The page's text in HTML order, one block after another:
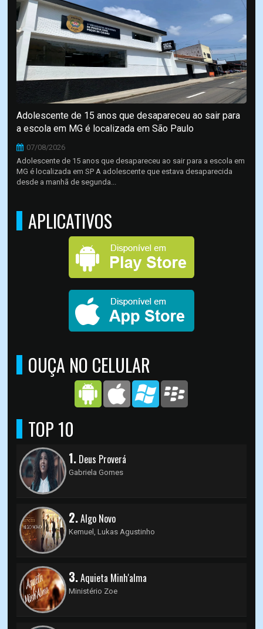
Adolescente de 15 anos que desapareceu ao sair para
a escola em MG é localizada em São Paulo
07/08/2026
Adolescente de 15 anos que desapareceu ao sair para a escola em
MG é localizada em SP A adolescente que estava desaparecida
desde a manhã de segunda...
APLICATIVOS
OUÇA NO CELULAR
TOP 10
1. Deus Proverá
Gabriela Gomes
2.Algo Novo
Kemuel, Lukas Agustinho
3.Aquieta Minh'alma
Ministério Zoe